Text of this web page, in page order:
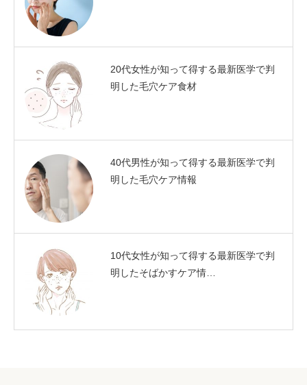
20代女性が知って得する最新医学で判
明した毛穴ケア食材
40代男性が知って得する最新医学で判
明した毛穴ケア情報
10代女性が知って得する最新医学で判
明したそばかすケア情…